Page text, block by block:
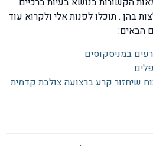
בהן . תוכלו לפנות אלי ולקרוא עוד
הבאים:
במניסקוסים
שיחזור קרע ברצועה צולבת קדמית